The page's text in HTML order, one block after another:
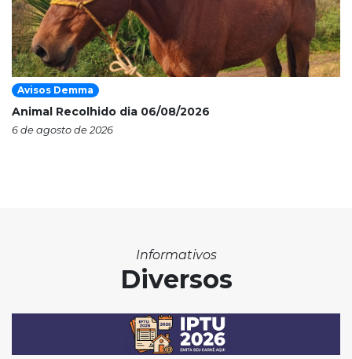
Avisos Demma
Animal Recolhido dia 06/08/2026
6 de agosto de 2026
Informativos
Diversos